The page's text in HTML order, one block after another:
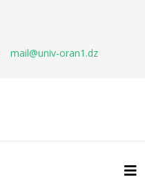
mail@univ-oran1.dz